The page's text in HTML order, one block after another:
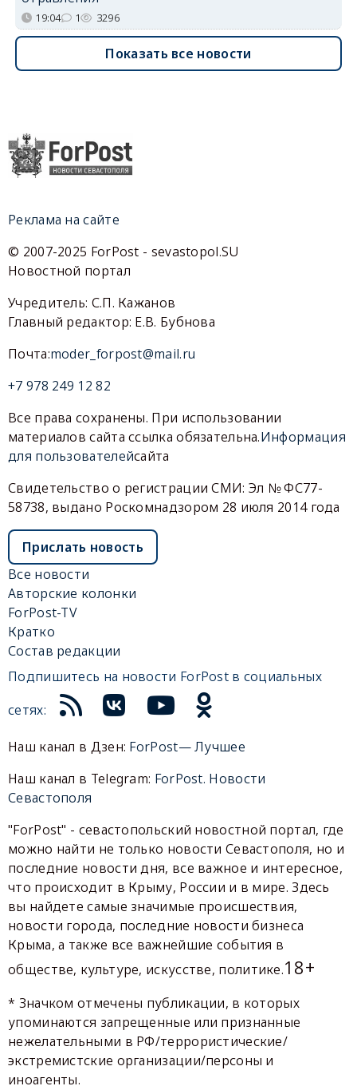
19:04 1 3296
Показать все новости
Реклама на сайте
© 2007-2025 ForPost - sevastopol.SU
Новостной портал
Учредитель: С.П. Кажанов
Главный редактор: Е.В. Бубнова
Почта:moder_forpost@mail.ru
+7 978 249 12 82
Все права сохранены. При использовании
материалов сайта ссылка обязательна.Информация
для пользователейсайта
Свидетельство о регистрации СМИ: Эл № ФС77-
58738, выдано Роскомнадзором 28 июля 2014 года
Прислать новость
Все новости
Авторские колонки
ForPost-TV
Кратко
Состав редакции
Подпишитесь на новости ForPost в социальных
сетях:
Наш канал в Дзен: ForPost— Лучшее
Наш канал в Telegram: ForPost. Новости
Севастополя
"ForPost" - севастопольский новостной портал, где
можно найти не только новости Севастополя, но и
последние новости дня, все важное и интересное,
что происходит в Крыму, России и в мире. Здесь
вы найдете самые значимые происшествия,
новости города, последние новости бизнеса
Крыма, а также все важнейшие события в
обществе, культуре, искусстве, политике.18+
* Значком отмечены публикации, в которых
упоминаются запрещенные или признанные
нежелательными в РФ/террористические/
экстремистские организации/персоны и
иноагенты.